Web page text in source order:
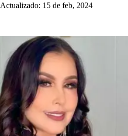
Actualizado: 15 de feb, 2024